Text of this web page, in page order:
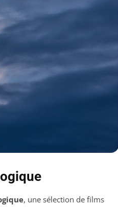
, une sélection de films